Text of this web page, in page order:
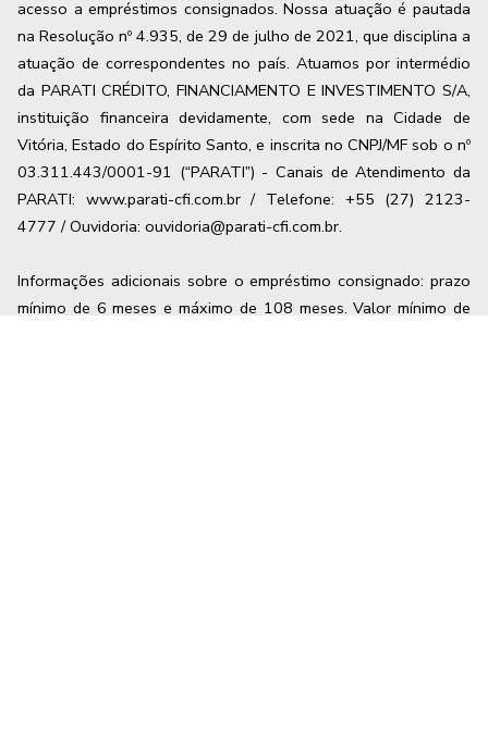
acesso a empréstimos consignados. Nossa atuação é pautada
na Resolução nº 4.935, de 29 de julho de 2021, que disciplina a
atuação de correspondentes no país. Atuamos por intermédio
da PARATI CRÉDITO, FINANCIAMENTO E INVESTIMENTO S/A,
instituição financeira devidamente, com sede na Cidade de
Vitória, Estado do Espírito Santo, e inscrita no CNPJ/MF sob o nº
03.311.443/0001-91 (“PARATI”) - Canais de Atendimento da
PARATI: www.parati-cfi.com.br / Telefone: +55 (27) 2123-
4777 / Ouvidoria: ouvidoria@parati-cfi.com.br.
Informações adicionais sobre o empréstimo consignado: prazo
mínimo de 6 meses e máximo de 108 meses. Valor mínimo de